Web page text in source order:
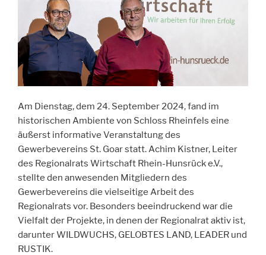
Am Dienstag, dem 24. September 2024, fand im
historischen Ambiente von Schloss Rheinfels eine
äußerst informative Veranstaltung des
Gewerbevereins St. Goar statt. Achim Kistner, Leiter
des Regionalrats Wirtschaft Rhein-Hunsrück e.V.,
stellte den anwesenden Mitgliedern des
Gewerbevereins die vielseitige Arbeit des
Regionalrats vor. Besonders beeindruckend war die
Vielfalt der Projekte, in denen der Regionalrat aktiv ist,
darunter WILDWUCHS, GELOBTES LAND, LEADER und
RUSTIK.